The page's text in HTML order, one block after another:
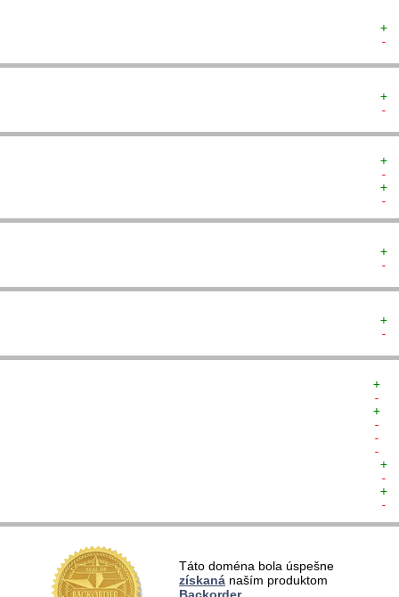
+
-
+
-
+
-
+
-
+
-
+
-
+
-
+
-
-
-
+
-
+
-
Táto doména bola úspešne
získaná naším produktom